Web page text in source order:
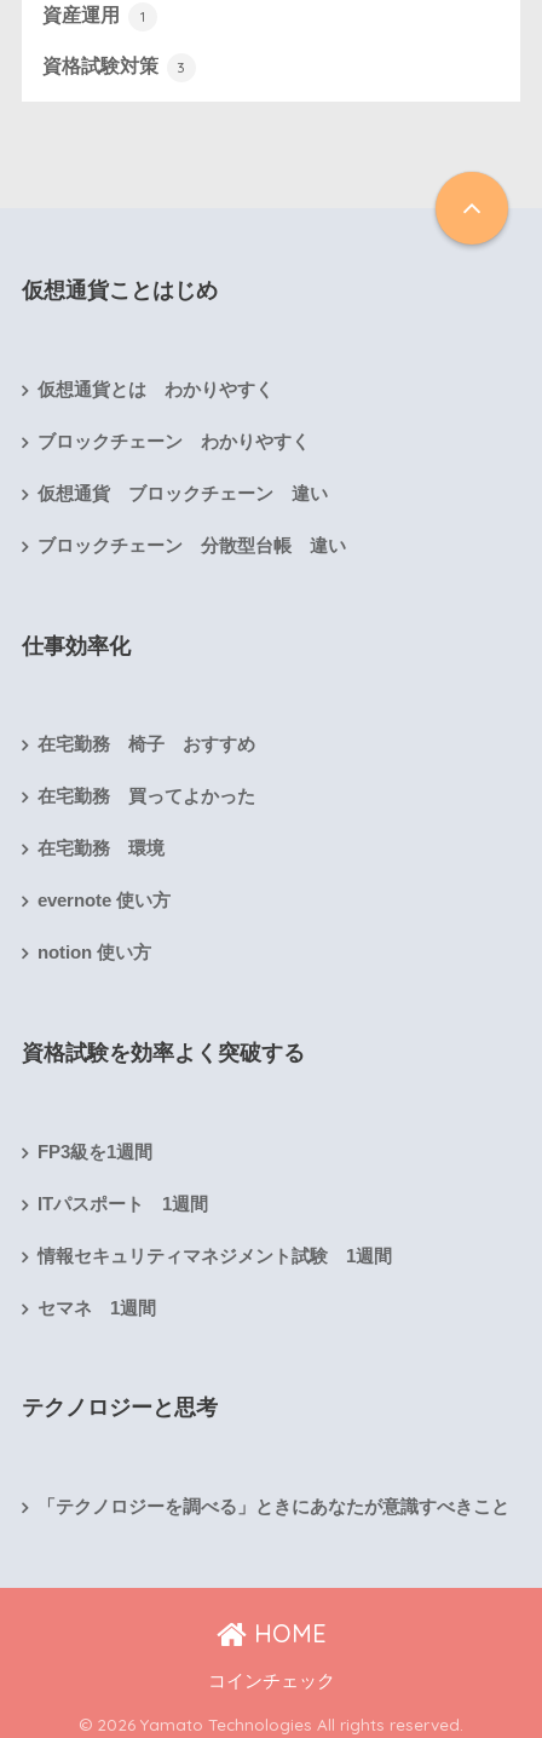
資産運用 1
資格試験対策 3
仮想通貨ことはじめ
仮想通貨とは わかりやすく
ブロックチェーン わかりやすく
仮想通貨 ブロックチェーン 違い
ブロックチェーン 分散型台帳 違い
仕事効率化
在宅勤務 椅子 おすすめ
在宅勤務 買ってよかった
在宅勤務 環境
evernote 使い方
notion 使い方
資格試験を効率よく突破する
FP3級を1週間
ITパスポート 1週間
情報セキュリティマネジメント試験 1週間
セマネ 1週間
テクノロジーと思考
「テクノロジーを調べる」ときにあなたが意識すべきこと
HOME
コインチェック
© 2026 Yamato Technologies All rights reserved.